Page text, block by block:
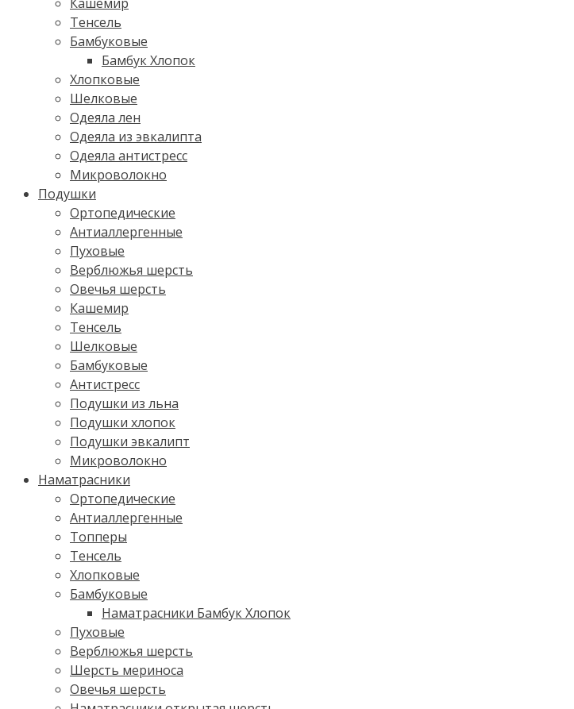
Тенсель
Бамбуковые
Бамбук Хлопок
Хлопковые
Шелковые
Одеяла лен
Одеяла из эвкалипта
Одеяла антистресс
Микроволокно
Подушки
Ортопедические
Антиаллергенные
Пуховые
Верблюжья шерсть
Овечья шерсть
Кашемир
Тенсель
Шелковые
Бамбуковые
Антистресс
Подушки из льна
Подушки хлопок
Подушки эвкалипт
Микроволокно
Наматрасники
Ортопедические
Антиаллергенные
Топперы
Тенсель
Хлопковые
Бамбуковые
Наматрасники Бамбук Хлопок
Пуховые
Верблюжья шерсть
Шерсть мериноса
Овечья шерсть